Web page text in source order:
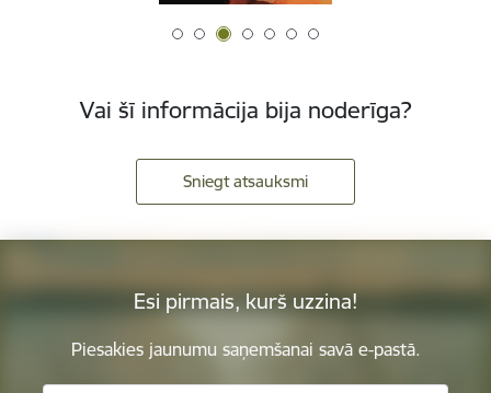
Vai šī informācija bija noderīga?
Sniegt atsauksmi
Esi pirmais, kurš uzzina!
Piesakies jaunumu saņemšanai savā e-pastā.